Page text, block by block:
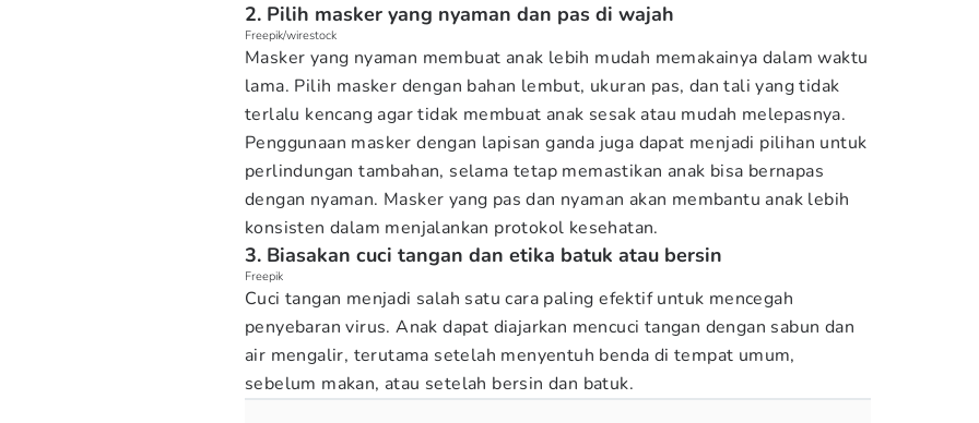
2. Pilih masker yang nyaman dan pas di wajah
Freepik/wirestock
Masker yang nyaman membuat anak lebih mudah memakainya dalam waktu
lama. Pilih masker dengan bahan lembut, ukuran pas, dan tali yang tidak
terlalu kencang agar tidak membuat anak sesak atau mudah melepasnya.
Penggunaan masker dengan lapisan ganda juga dapat menjadi pilihan untuk
perlindungan tambahan, selama tetap memastikan anak bisa bernapas
dengan nyaman. Masker yang pas dan nyaman akan membantu anak lebih
konsisten dalam menjalankan protokol kesehatan.
3. Biasakan cuci tangan dan etika batuk atau bersin
Freepik
Cuci tangan menjadi salah satu cara paling efektif untuk mencegah
penyebaran virus. Anak dapat diajarkan mencuci tangan dengan sabun dan
air mengalir, terutama setelah menyentuh benda di tempat umum,
sebelum makan, atau setelah bersin dan batuk.